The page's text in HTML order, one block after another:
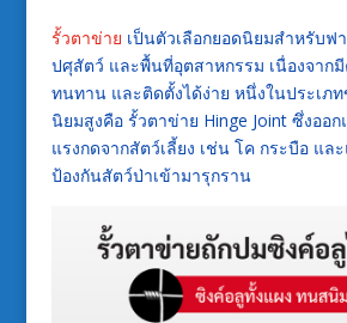
รั้วตาข่าย เป็นตัวเลือกยอดนิยมสำหรับฟ
ปศุสัตว์ และพื้นที่อุตสาหกรรม เนื่องจาก
ทนทาน และติดตั้งได้ง่าย หนึ่งในประเภ
นิยมสูงคือ รั้วตาข่าย Hinge Joint ซึ่งออก
แรงกดจากสัตว์เลี้ยง เช่น โค กระบือ แล
ป้องกันสัตว์ป่าเข้ามารุกราน